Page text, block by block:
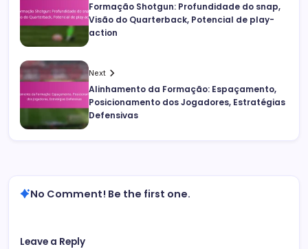
Formação Shotgun: Profundidade do snap,
Visão do Quarterback, Potencial de play-
action
Next
Alinhamento da Formação: Espaçamento,
Posicionamento dos Jogadores, Estratégias
Defensivas
No Comment! Be the first one.
Leave a Reply